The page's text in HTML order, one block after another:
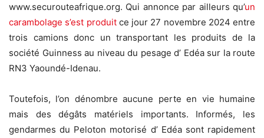
www.securouteafrique.org. Qui annonce par ailleurs qu’un
carambolage s’est produitce jour 27 novembre 2024 entre
trois camions donc un transportant les produits de la
société Guinness au niveau du pesage d’ Edéa sur la route
RN3 Yaoundé-Idenau.
Toutefois, l’on dénombre aucune perte en vie humaine
mais des dégâts matériels importants. Informés, les
gendarmes du Peloton motorisé d’ Edéa sont rapidement